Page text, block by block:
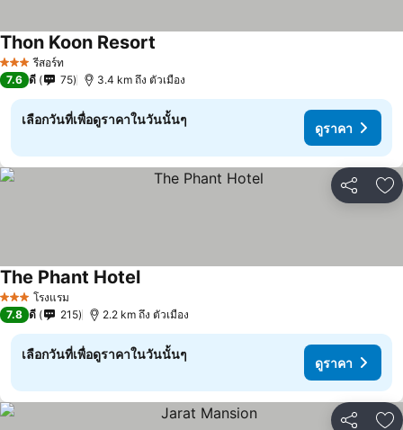
3 ดาว รีสอร์ท
Thon Koon Resort
7.6 ดี 75 3.4 km ถึง ตัวเมือง
เลือกวันที่เพื่อดูราคาในวันนั้นๆ
ดูราคา
แชร์ เ
3 ดาว โรงแรม
The Phant Hotel
7.8 ดี 215 2.2 km ถึง ตัวเมือง
เลือกวันที่เพื่อดูราคาในวันนั้นๆ
ดูราคา